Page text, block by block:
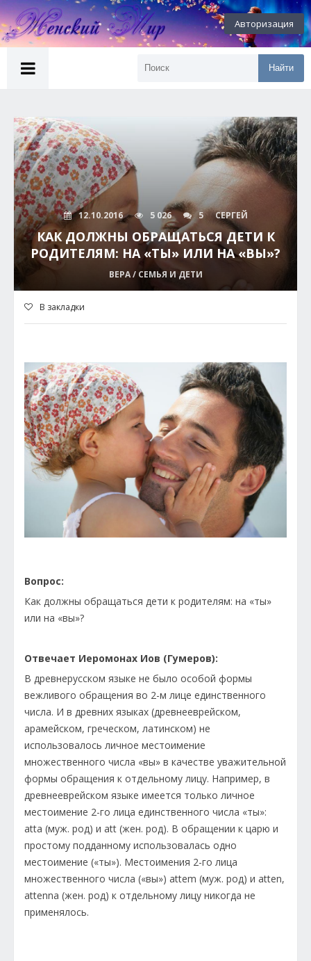
Авторизация
Найти
12.10.2016 5 026 5 СЕРГЕЙ
КАК ДОЛЖНЫ ОБРАЩАТЬСЯ ДЕТИ К
РОДИТЕЛЯМ: НА «ТЫ» ИЛИ НА «ВЫ»?
ВЕРА / СЕМЬЯ И ДЕТИ
В закладки
Вопрос:
Как должны обращаться дети к родителям: на «ты»
или на «вы»?
Отвечает Иеромонах Иов (Гумеров):
В древнерусском языке не было особой формы
вежливого обращения во 2-м лице единственного
числа. И в древних языках (древнееврейском,
арамейском, греческом, латинском) не
использовалось личное местоимение
множественного числа «вы» в качестве уважительной
формы обращения к отдельному лицу. Например, в
древнееврейском языке имеется только личное
местоимение 2-го лица единственного числа «ты»:
atta (муж. род) и att (жен. род). В обращении к царю и
простому подданному использовалась одно
местоимение («ты»). Местоимения 2-го лица
множественного числа («вы») attem (муж. род) и atten,
attenna (жен. род) к отдельному лицу никогда не
применялось.